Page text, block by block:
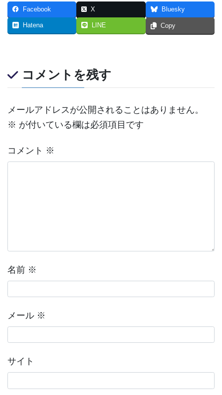
Facebook X Bluesky
Hatena LINE Copy
コメントを残す
メールアドレスが公開されることはありません。
※ が付いている欄は必須項目です
コメント ※
名前 ※
メール ※
サイト